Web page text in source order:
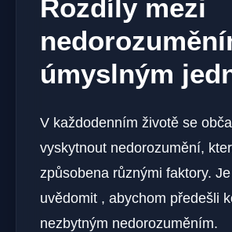
Rozdíly mezi
úmyslným
V každodenním životě se
vyskytnout nedorozumění,
způsobena různými faktory.
uvědomit , abychom předešli
nezbytným nedorozuměním.